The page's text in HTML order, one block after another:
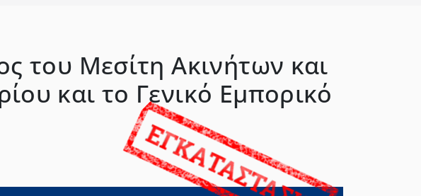
του Μεσίτη Ακινήτων και
και το Γενικό Εμπορικό